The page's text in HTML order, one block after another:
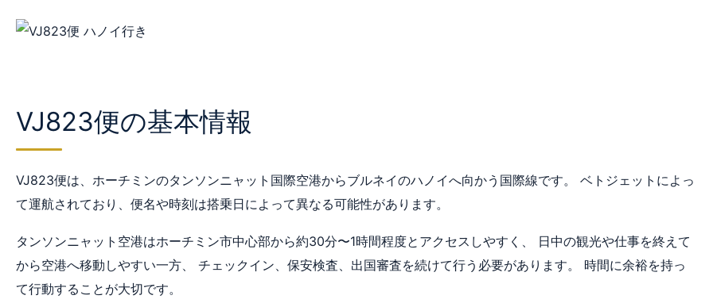
VJ823便の基本情報
VJ823便は、ホーチミンのタンソンニャット国際空港からブルネイのハノイへ向かう国際線です。 ベトジェットによっ
て運航されており、便名や時刻は搭乗日によって異なる可能性があります。
タンソンニャット空港はホーチミン市中心部から約30分〜1時間程度とアクセスしやすく、 日中の観光や仕事を終えて
から空港へ移動しやすい一方、 チェックイン、保安検査、出国審査を続けて行う必要があります。 時間に余裕を持っ
て行動することが大切です。